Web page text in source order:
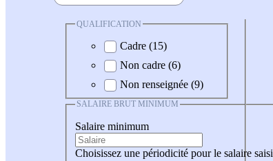
QUALIFICATION
Cadre (15)
Non cadre (6)
Non renseignée (9)
SALAIRE BRUT MINIMUM
Salaire minimum
Choisissez une périodicité pour le salaire saisi